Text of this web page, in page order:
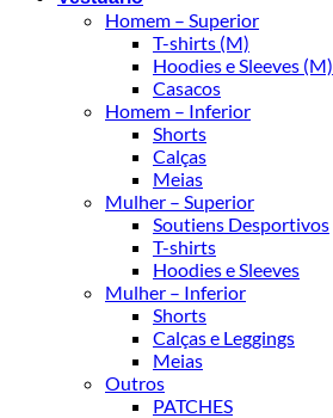
Homem – Superior
T-shirts (M)
Hoodies e Sleeves (M)
Casacos
Homem – Inferior
Shorts
Calças
Meias
Mulher – Superior
Soutiens Desportivos
T-shirts
Hoodies e Sleeves
Mulher – Inferior
Shorts
Calças e Leggings
Meias
Outros
PATCHES